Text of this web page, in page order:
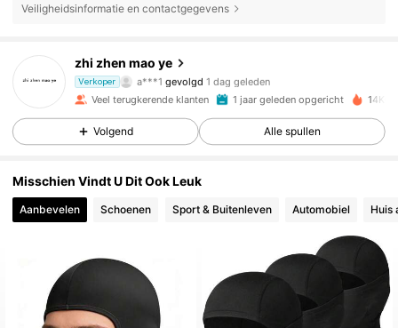
Veiligheidsinformatie en contactgegevens
zhi zhen mao ye
Verkoper a***1 gevolgd 1 dag geleden
4.88
683 Volgers
683 Volgers
4.88 683 Volgers
4.88
683 Volgers
Veel terugkerende klanten 1 jaar geleden opgericht 14K+
Volgend Alle spullen
Misschien Vindt U Dit Ook Leuk
Aanbevelen Schoenen Sport & Buitenleven Automobiel Huis